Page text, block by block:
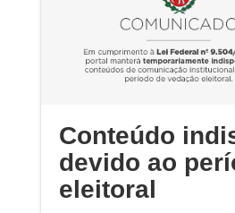
Conteúdo
devido ao
eleitoral